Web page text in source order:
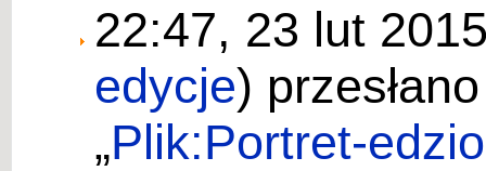
22:47, 23 lut
edycje)
„Plik:Portret-